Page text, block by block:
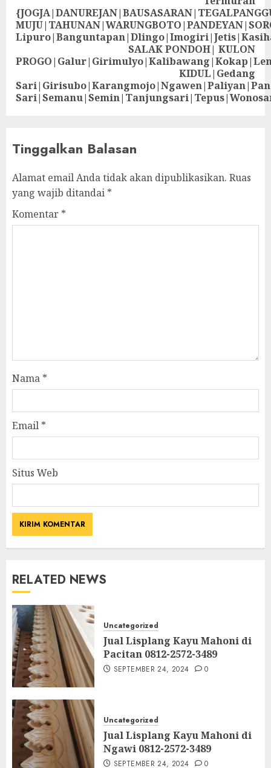
SALAK PONDOH| KULON
KIDUL|Gedang
Tinggalkan Balasan
Alamat email Anda tidak akan dipublikasikan. Ruas
yang wajib ditandai *
Komentar *
Nama *
Email *
Situs Web
RELATED NEWS
Uncategorized
Jual Lisplang Kayu Mahoni di
Pacitan 0812-2572-3489
SEPTEMBER 24, 2024 0
Uncategorized
Jual Lisplang Kayu Mahoni di
Ngawi 0812-2572-3489
SEPTEMBER 24, 2024 0